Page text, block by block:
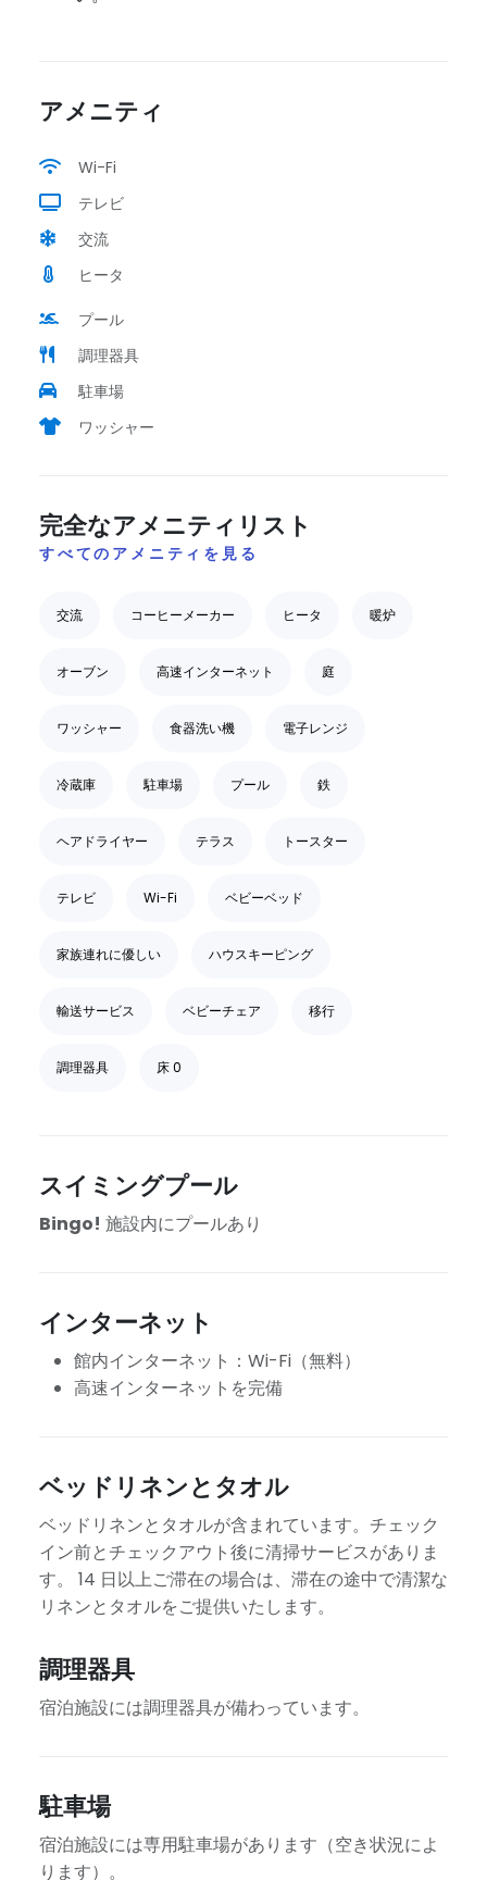
アメニティ
Wi-Fi
テレビ
交流
ヒータ
プール
調理器具
駐車場
ワッシャー
完全なアメニティリスト
すべてのアメニティを見る
交流 コーヒーメーカー ヒータ 暖炉
オーブン 高速インターネット 庭
ワッシャー 食器洗い機 電子レンジ
冷蔵庫 駐車場 プール 鉄
ヘアドライヤー テラス トースター
テレビ Wi-Fi ベビーベッド
家族連れに優しい ハウスキーピング
輸送サービス ベビーチェア 移行
調理器具 床 0
スイミングプール
Bingo! 施設内にプールあり
インターネット
館内インターネット：Wi-Fi（無料）
高速インターネットを完備
ベッドリネンとタオル
ベッドリネンとタオルが含まれています。チェック
イン前とチェックアウト後に清掃サービスがありま
す。 14 日以上ご滞在の場合は、滞在の途中で清潔な
リネンとタオルをご提供いたします。
調理器具
宿泊施設には調理器具が備わっています。
駐車場
宿泊施設には専用駐車場があります（空き状況によ
ります）。